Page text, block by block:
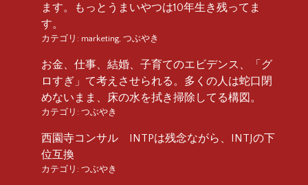
ます。もっとうまいやつは10年生き残ってま
す。
カテゴリ: marketing つぶやき
お金、仕事、結婚、子育てのエビデンス、「グ
ロすぎ」て考えさせられる。多くの人は蛇口閉
めないまま、床の水を拭き掃除してる構図。
カテゴリ: つぶやき
西園寺コンサル INTPは残念ながら、INTJの下
位互換
カテゴリ: つぶやき